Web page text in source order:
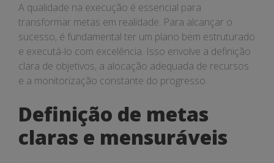
A qualidade na execução é essencial para
transformar metas em realidade. Para alcançar o
sucesso, é fundamental ter um plano bem estruturado
e executá-lo com excelência. Isso envolve a definição
clara de objetivos, a alocação adequada de recursos
e a monitorização constante do progresso.
Definição de metas
claras e mensuráveis